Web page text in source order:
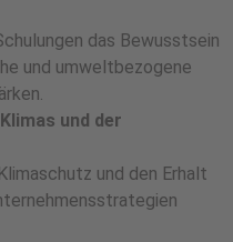
das Bewusstsein
und umweltbezogene
und der
und den Erhalt